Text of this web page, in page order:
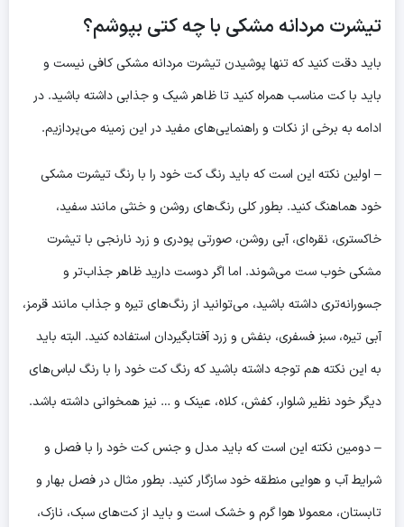
تیشرت مردانه مشکی با چه کتی بپوشم؟
باید دقت کنید که تنها پوشیدن تیشرت مردانه مشکی کافی نیست و
باید با کت مناسب همراه کنید تا ظاهر شیک و جذابی داشته باشید. در
ادامه به برخی از نکات و راهنمایی‌های مفید در این زمینه می‌پردازیم.
– اولین نکته این است که باید رنگ کت خود را با رنگ تیشرت مشکی
خود هماهنگ کنید. بطور کلی رنگ‌های روشن و خنثی مانند سفید،
خاکستری، نقره‌ای، آبی روشن، صورتی پودری و زرد نارنجی با تیشرت
مشکی خوب ست می‌شوند. اما اگر دوست دارید ظاهر جذاب‌تر و
جسورانه‌تری داشته باشید، می‌توانید از رنگ‌های تیره و جذاب مانند قرمز،
آبی تیره، سبز فسفری، بنفش و زرد آفتابگیردان استفاده کنید. البته باید
به این نکته هم توجه داشته باشید که رنگ کت خود را با رنگ لباس‌های
دیگر خود نظیر شلوار، کفش، کلاه، عینک و … نیز همخوانی داشته باشد.
– دومین نکته این است که باید مدل و جنس کت خود را با فصل و
شرایط آب و هوایی منطقه خود سازگار کنید. بطور مثال در فصل بهار و
تابستان، معمولا هوا گرم و خشک است و باید از کت‌های سبک، نازک،